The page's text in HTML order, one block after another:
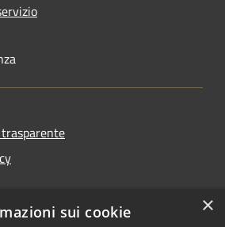
×
sui cookie